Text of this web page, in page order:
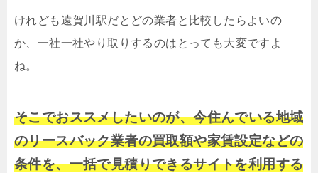
けれども遠賀川駅だとどの業者と比較したらよいの
か、一社一社やり取りするのはとっても大変ですよ
ね。
そこでおススメしたいのが、今住んでいる地域
のリースバック業者の買取額や家賃設定などの
条件を、一括で見積りできるサイトを利用する